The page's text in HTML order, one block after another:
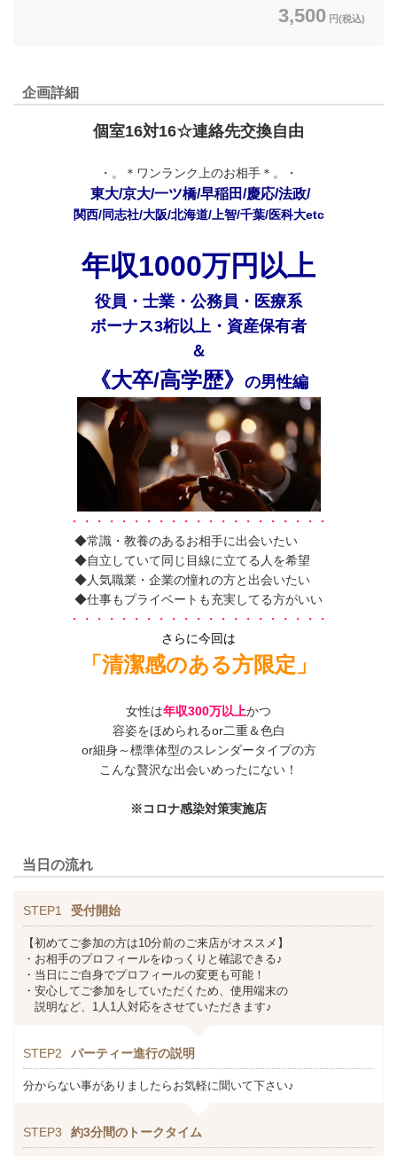
3,500 円(税込)
企画詳細
個室16対16☆連絡先交換自由
・。＊ワンランク上のお相手＊。・
東大/京大/一ツ橋/早稲田/慶応/法政/
関西/同志社/大阪/北海道/上智/千葉/医科大etc
年収1000万円以上
役員・士業・公務員・医療系
ボーナス3桁以上・資産保有者
＆
《大卒/高学歴》 の男性編
・・・・・・・・・・・・・・・・・・・・・
◆常識・教養のあるお相手に出会いたい
◆自立していて同じ目線に立てる人を希望
◆人気職業・企業の憧れの方と出会いたい
◆仕事もプライベートも充実してる方がいい
・・・・・・・・・・・・・・・・・・・・・
さらに今回は
「清潔感のある方限定」
女性は年収300万以上かつ
容姿をほめられるor二重＆色白
or細身～標準体型のスレンダータイプの方
こんな贅沢な出会いめったにない！
※コロナ感染対策実施店
当日の流れ
STEP1 受付開始
【初めてご参加の方は10分前のご来店がオススメ】
・お相手のプロフィールをゆっくりと確認できる♪
・当日にご自身でプロフィールの変更も可能！
・安心してご参加をしていただくため、使用端末の
説明など、1人1人対応をさせていただきます♪
STEP2 パーティー進行の説明
分からない事がありましたらお気軽に聞いて下さい♪
STEP3 約3分間のトークタイム